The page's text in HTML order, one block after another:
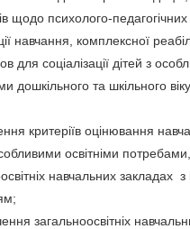
щодо психолого-
навчання, комплексної
для соціалізації дітей з
дошкільного та шкільного
критеріїв оцінювання
освітніми
навчальних закладах
загальноосвітніх